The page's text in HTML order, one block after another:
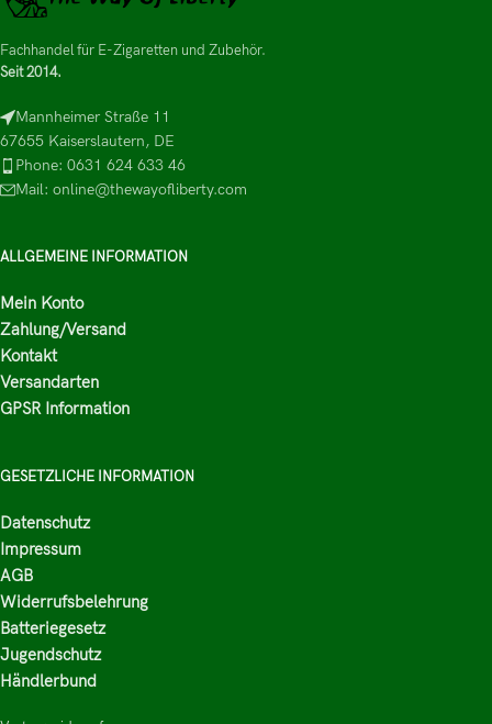
Fachhandel für E-Zigaretten und Zubehör.
Seit 2014.
Mannheimer Straße 11
67655 Kaiserslautern, DE
Phone: 0631 624 633 46
Mail: online@thewayofliberty.com
ALLGEMEINE INFORMATION
Mein Konto
Zahlung/Versand
Kontakt
Versandarten
GPSR Information
GESETZLICHE INFORMATION
Datenschutz
Impressum
AGB
Widerrufsbelehrung
Batteriegesetz
Jugendschutz
Händlerbund